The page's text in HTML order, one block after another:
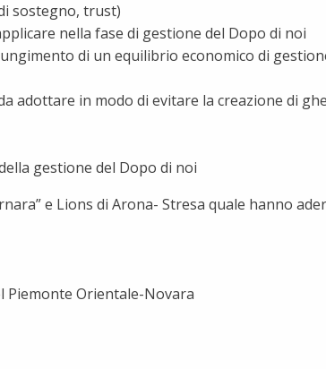
sostegno, trust)
nella fase di gestione del Dopo di noi
di un equilibrio economico di
adottare in modo di evitare la creazione di
gestione del Dopo di noi
e Lions di Arona- Stresa quale hanno
Piemonte Orientale-Novara